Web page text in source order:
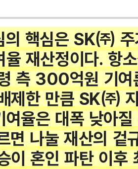
의 핵심은 SK㈜
율 재산정이다. 항
측 300억원 기여
제한 만큼 SK㈜
여율은 대폭 낮아
면 나눌 재산의
이 혼인 파탄 이후